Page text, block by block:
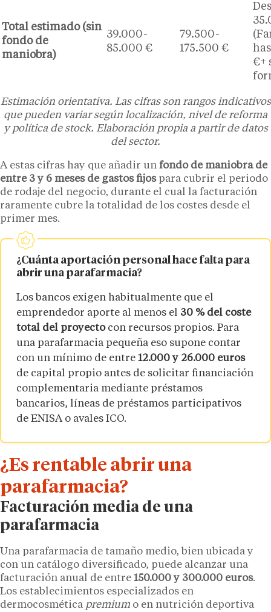
Total estimado (sin
fondo de
maniobra)
39.000-
85.000 €
79.500-
175.500 €
€+
Estimación orientativa. Las cifras son rangos indicativos
que pueden variar según localización, nivel de reforma
y política de stock. Elaboración propia a partir de datos
del sector.
A estas cifras hay que añadir un fondo de maniobra de
entre 3 y 6 meses de gastos fijospara cubrir el periodo
de rodaje del negocio, durante el cual la facturación
raramente cubre la totalidad de los costes desde el
primer mes.
¿Cuánta aportación personal hace falta para
abrir una parafarmacia?
Los bancos exigen habitualmente que el
emprendedor aporte al menos el 30 % del coste
total del proyectocon recursos propios. Para
una parafarmacia pequeña eso supone contar
con un mínimo de entre 12.000 y 26.000 euros
de capital propio antes de solicitar financiación
complementaria mediante préstamos
bancarios, líneas de préstamos participativos
de ENISA o avales ICO.
¿Es rentable abrir una
parafarmacia?
Facturación media de una
parafarmacia
Una parafarmacia de tamaño medio, bien ubicada y
con un catálogo diversificado, puede alcanzar una
facturación anual de entre 150.000 y 300.000 euros.
Los establecimientos especializados en
dermocosmética premium o en nutrición deportiva